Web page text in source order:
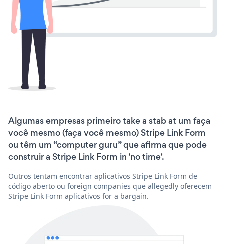
Algumas empresas primeiro take a stab at um faça
você mesmo (faça você mesmo) Stripe Link Form
ou têm um “computer guru” que afirma que pode
construir a Stripe Link Form in 'no time'.
Outros tentam encontrar aplicativos Stripe Link Form de
código aberto ou foreign companies que allegedly oferecem
Stripe Link Form aplicativos for a bargain.